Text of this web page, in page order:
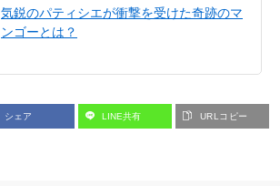
気鋭のパティシエが衝撃を受けた奇跡のマ
ンゴーとは？
シェア LINE共有 URLコピー